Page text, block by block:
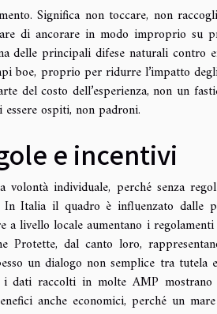
Significa non toccare, non
di ancorare in modo improprio su
delle principali difese naturali contro
boe, proprio per ridurre l’impatto
del costo dell’esperienza, non un
ospiti, non padroni.
e incentivi
individuale, perché senza
Italia il quadro è influenzato dalle
a livello locale aumentano i
Protette, dal canto loro,
un dialogo non semplice tra tutela
dati raccolti in molte AMP
anche economici, perché un